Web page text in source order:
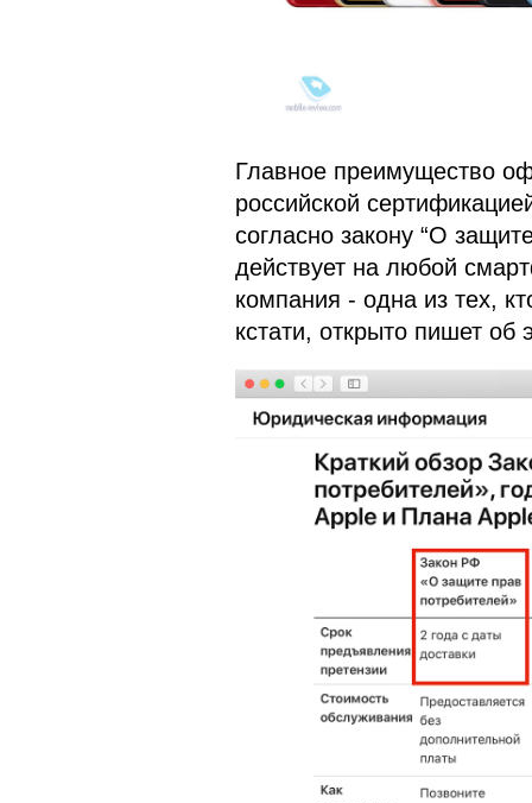
Главное преимущество
российской
согласно закону “О
действует на любой
компания - одна из тех,
кстати, открыто пишет об